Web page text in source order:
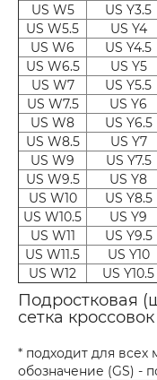
US W5 US Y3.5
US W5.5
US Y4
US W6
US Y4.5
US W6.5
US Y5
US W7
US Y5.5
US W7.5
US Y6
US W8
US Y6.5
US W8.5
US Y7
US W9
US Y7.5
US W9.5
US Y8
US W10
US Y8.5
US W10.5
US Y9
US W11
US Y9.5
US W11.5
US Y10
US W12
US Y10.5
Подростковая
сетка
* подходит для
обозначение (GS) -